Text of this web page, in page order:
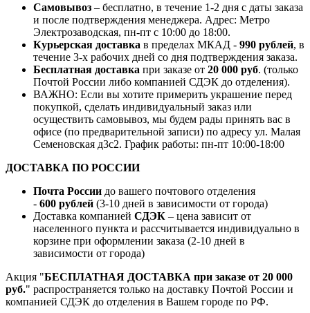
Самовывоз – бесплатно, в течение 1-2 дня с даты заказа
и после подтверждения менеджера. Адрес: Метро
Электрозаводская, пн-пт с 10:00 до 18:00.
Курьерская доставка в пределах МКАД - 990 рублей, в
течение 3-х рабочих дней со дня подтверждения заказа.
Бесплатная доставка при заказе от 20 000 руб. (только
Почтой России либо компанией СДЭК до отделения).
ВАЖНО: Если вы хотите примерить украшение перед
покупкой, сделать индивидуальный заказ или
осуществить самовывоз, мы будем рады принять вас в
офисе (по предварительной записи) по адресу ул. Малая
Семеновская д3с2. График работы: пн-пт 10:00-18:00
ДОСТАВКА ПО РОССИИ
Почта России до вашего почтового отделения
- 600 рублей (3-10 дней в зависимости от города)
Доставка компанией СДЭК – цена зависит от
населенного пункта и рассчитывается индивидуально в
корзине при оформлении заказа (2-10 дней в
зависимости от города)
Акция "БЕСПЛАТНАЯ ДОСТАВКА при заказе от 20 000
руб." распространяется только на доставку Почтой России и
компанией СДЭК до отделения в Вашем городе по РФ.